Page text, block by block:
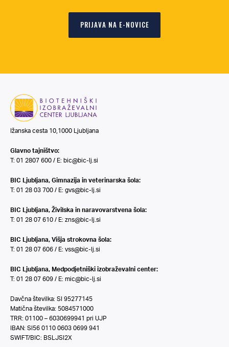
PRIJAVA NA E-NOVICE
Ižanska cesta 10,1000 Ljubljana
Glavno tajništvo:
T: 01 2807 600 / E: bic@bic-lj.si
BIC Ljubljana, Gimnazija in veterinarska šola:
T: 01 28 03 700 / E: gvs@bic-lj.si
BIC Ljubljana, Živilska in naravovarstvena šola:
T: 01 28 07 610 / E: zns@bic-lj.si
BIC Ljubljana, Višja strokovna šola:
T: 01 28 07 606 / E: vss@bic-lj.si
BIC Ljubljana, Medpodjetniški izobraževalni center:
T: 01 28 07 609 / E: mic@bic-lj.si
Davčna številka: SI 95277145
Matična številka: 5084571000
TRR: 01100 – 6030699941 pri UJP
IBAN: SI56 0110 0603 0699 941
SWIFT/BIC: BSLJSI2X